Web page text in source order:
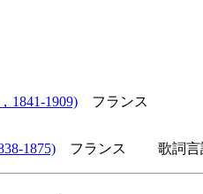
1841-1909) フランス
1875) フランス 歌詞言